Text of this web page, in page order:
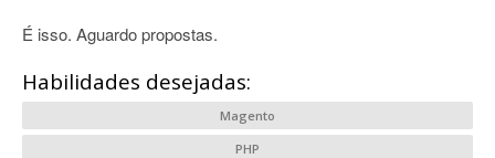
É isso. Aguardo propostas.
Habilidades desejadas:
Magento
PHP